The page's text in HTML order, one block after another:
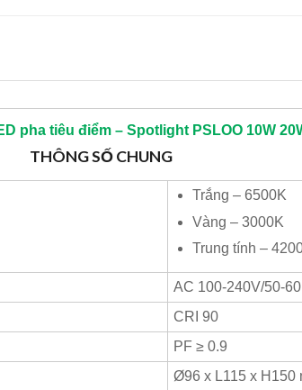
pha tiêu điểm – Spotlight PSLOO 10W
THÔNG SỐ CHUNG
Trắng – 6500K
Vàng – 3000K
Trung tính –
AC 100-240V/50-
CRI 90
PF ≥ 0.9
Ø96 x L115 x H150